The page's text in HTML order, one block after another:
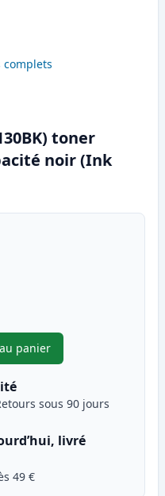
complets
toner
noir (Ink
panier
,Brother TN135BK
sous 90 jours
livré
49 €